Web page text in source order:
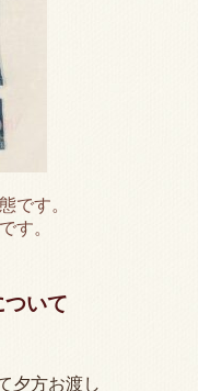
です。
す。
いて
夕方お渡し